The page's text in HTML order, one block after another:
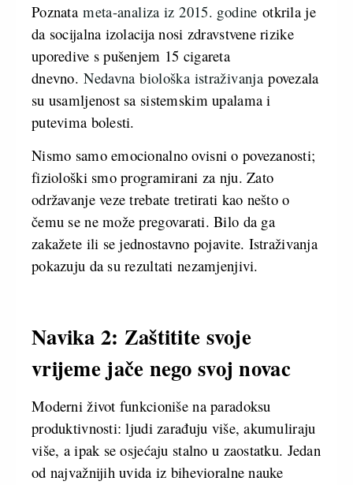
Poznatameta-analiza iz 2015. godine otkrila je
da socijalna izolacija nosi zdravstvene rizike
uporedive s pušenjem 15 cigareta
dnevno.Nedavna biološka istraživanja povezala
su usamljenost sa sistemskim upalama i
putevima bolesti.
Nismo samo emocionalno ovisni o povezanosti;
fiziološki smo programirani za nju. Zato
održavanje veze trebate tretirati kao nešto o
čemu se ne može pregovarati. Bilo da ga
zakažete ili se jednostavno pojavite. Istraživanja
pokazuju da su rezultati nezamjenjivi.
Navika 2: Zaštitite svoje
vrijeme jače nego svoj novac
Moderni život funkcioniše na paradoksu
produktivnosti: ljudi zarađuju više, akumuliraju
više, a ipak se osjećaju stalno u zaostatku. Jedan
od najvažnijih uvida iz bihevioralne nauke